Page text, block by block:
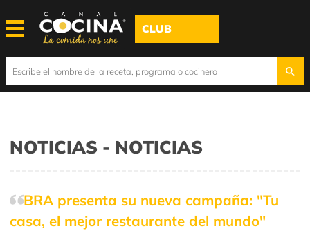
CLUB
NOTICIAS - NOTICIAS
BRA presenta su nueva campaña: "Tu
casa, el mejor restaurante del mundo"